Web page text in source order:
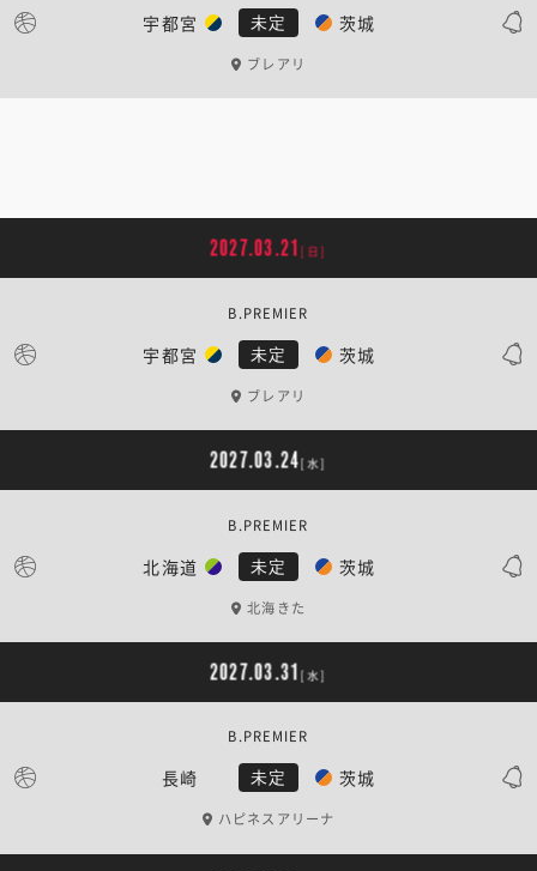
宇都宮 未定 茨城
ブレアリ
2027.03.21 [日]
宇都宮 未定 茨城
B.PREMIER
ブレアリ
2027.03.24[水]
北海道 未定 茨城
B.PREMIER
北海きた
2027.03.31 [水]
長崎 未定 茨城
B.PREMIER
ハピネスアリーナ